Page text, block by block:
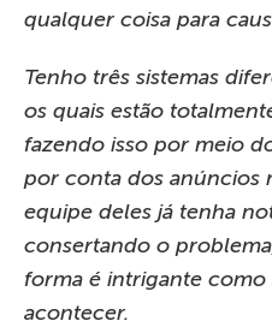
qualquer coisa para
Tenho três sistemas
os quais estão
fazendo isso por meio
por conta dos anúncios
equipe deles já tenha
consertando o
forma é intrigante como
acontecer.